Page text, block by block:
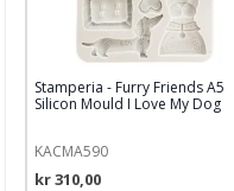
Stamperia - Furry Friends A5
Silicon Mould I Love My Dog
KACMA590
kr 310,00